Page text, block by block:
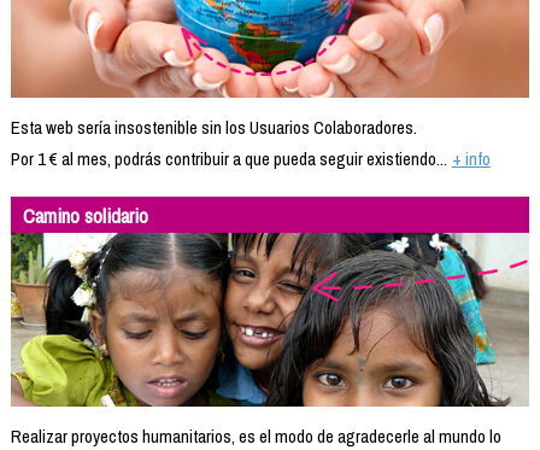
Esta web sería insostenible sin los Usuarios Colaboradores.
Por 1 € al mes, podrás contribuir a que pueda seguir existiendo... + info
Camino solidario
Realizar proyectos humanitarios, es el modo de agradecerle al mundo lo